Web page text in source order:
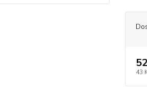
43